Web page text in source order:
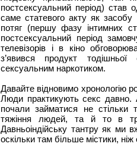
постсексуальний період) став
саме статевого акту як
потяг (першу фазу інтимних
постсексуальний період
телевізорів і в кіно
з’явився продукт
сексуальним наркотиком.
Давайте відновимо хронологію
Люди практикують секс давно.
почали займатися не стільки
тяжіння людей, та й то в
Давньоіндійську тантру як ми
оскільки там більше містики, ніж